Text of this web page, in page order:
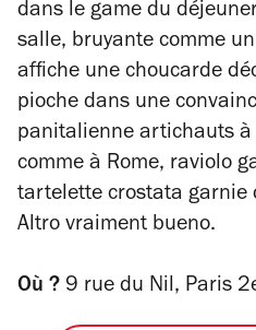
dans le game du
salle, bruyante comme
affiche une choucarde
pioche dans une
panitalienne artichauts
comme à Rome, raviolo
tartelette crostata garnie
Altro vraiment bueno.
Où ? 9 rue du Nil, Paris